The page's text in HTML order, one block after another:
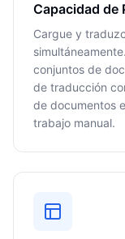
Capacidad de
Cargue y
conjuntos de
de traducción
de documentos
trabajo manual.